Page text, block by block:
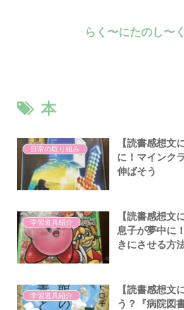
らく〜にたのし〜
本
日常の取り組み
【読書感想文
に！マインク
伸ばそう
学習道具紹介
【読書感想文
息子が夢中に
きにさせる方
学習道具紹介
【読書感想文
う？『病院図